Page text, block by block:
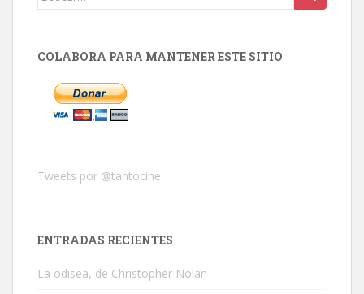
COLABORA PARA MANTENER ESTE SITIO
Tweets por @tantocine
ENTRADAS RECIENTES
La odisea, de Christopher Nolan